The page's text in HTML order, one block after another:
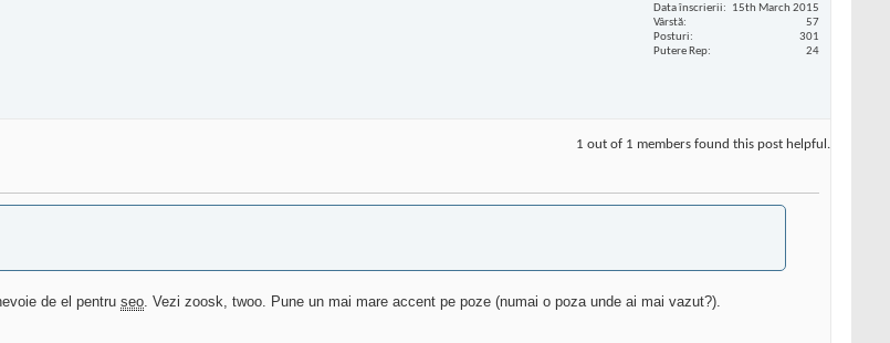
Data înscrierii
15th March 2015
Vârstă
57
Posturi
301
Putere Rep
24
1 out of 1 members found this post helpful.
de el pentru seo. Vezi zoosk, twoo. Pune un mai mare accent pe poze (numai o poza unde ai mai vazut?).